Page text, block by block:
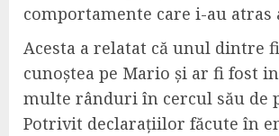
comportamente care i-au atras
Acesta a relatat că unul dintre
cunoștea pe Mario și ar fi fost
multe rânduri în cercul său de
Potrivit declarațiilor făcute în